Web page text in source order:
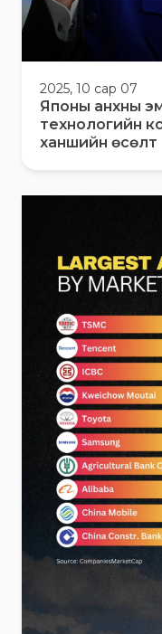
2025, 10 сар 07
Японы анхны
технологийн
ханшийн өсөлт